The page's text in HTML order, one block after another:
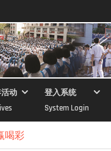
动
登入系统
System Login
喝彩